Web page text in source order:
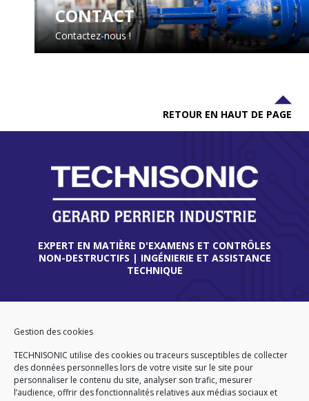
Gestion des cookies
TECHNISONIC utilise des cookies ou traceurs susceptibles de collecter
des données personnelles lors de votre visite sur le site pour
personnaliser le contenu du site, analyser son trafic, mesurer
l’audience, offrir des fonctionnalités relatives aux médias sociaux et
CONTACT
Contactez-nous !
RETOUR EN HAUT DE PAGE
EXPERT EN MATIÈRE D'EXAMENS ET CONTRÔLES
NON-DESTRUCTIFS | INGÉNIERIE ET ASSISTANCE
TECHNIQUE
THIONVILLE
FRANCE
Tél. +33 (0)3 82 86 92 13